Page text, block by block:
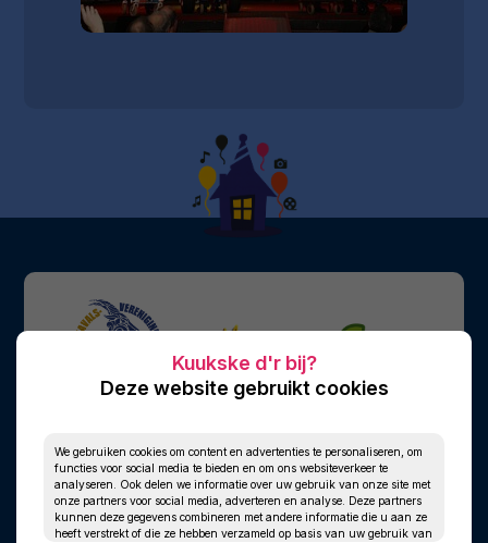
Deze website gebruikt cookies
We gebruiken cookies om content en advertenties te personaliseren, om
functies voor social media te bieden en om ons websiteverkeer te
analyseren. Ook delen we informatie over uw gebruik van onze site met
onze partners voor social media, adverteren en analyse. Deze partners
kunnen deze gegevens combineren met andere informatie die u aan ze
heeft verstrekt of die ze hebben verzameld op basis van uw gebruik van